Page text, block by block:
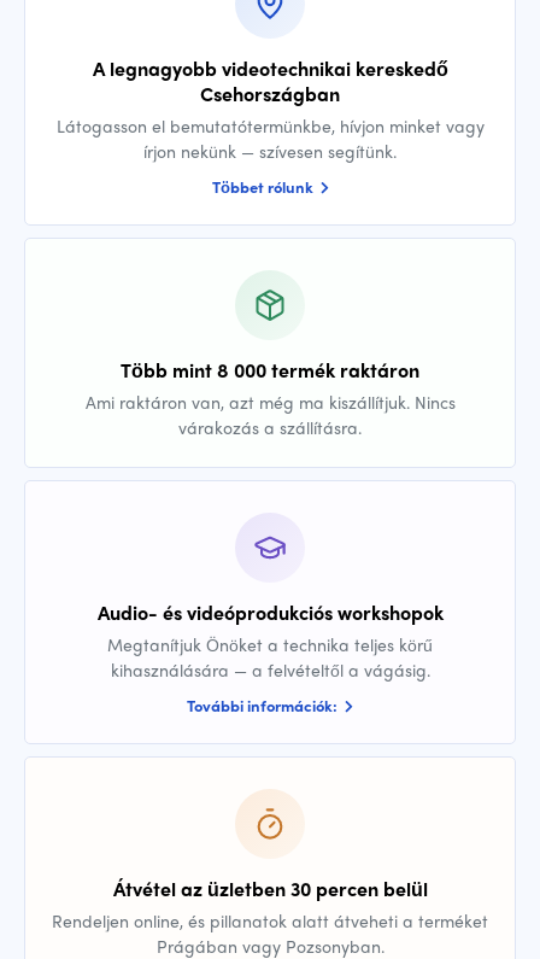
A legnagyobb videotechnikai kereskedő
Csehországban
Látogasson el bemutatótermünkbe, hívjon minket vagy
írjon nekünk — szívesen segítünk.
Többet rólunk
Több mint 8 000 termék raktáron
Ami raktáron van, azt még ma kiszállítjuk. Nincs
várakozás a szállításra.
Audio- és videóprodukciós workshopok
Megtanítjuk Önöket a technika teljes körű
kihasználására — a felvételtől a vágásig.
További információk:
Átvétel az üzletben 30 percen belül
Rendeljen online, és pillanatok alatt átveheti a terméket
Prágában vagy Pozsonyban.